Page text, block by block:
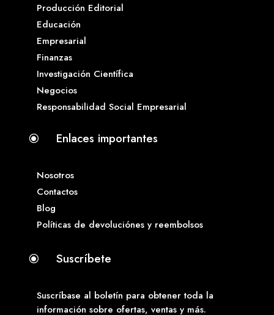
Producción Editorial
Educación
Empresarial
Finanzas
Investigación Científica
Negocios
Responsabilidad Social Empresarial
\ Enlaces importantes
Nosotros
Contactos
Blog
Políticas de devoluciónes y reembolsos
\ Suscríbete
Suscríbase al boletín para obtener toda la
información sobre ofertas, ventas y más.